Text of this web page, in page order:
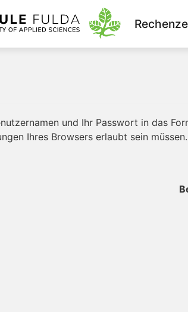
und Ihr Passwort in das
Ihres Browsers erlaubt sein müssen.